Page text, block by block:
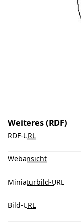
Weiteres (RDF)
RDF-URL
Webansicht
Miniaturbild-URL
Bild-URL